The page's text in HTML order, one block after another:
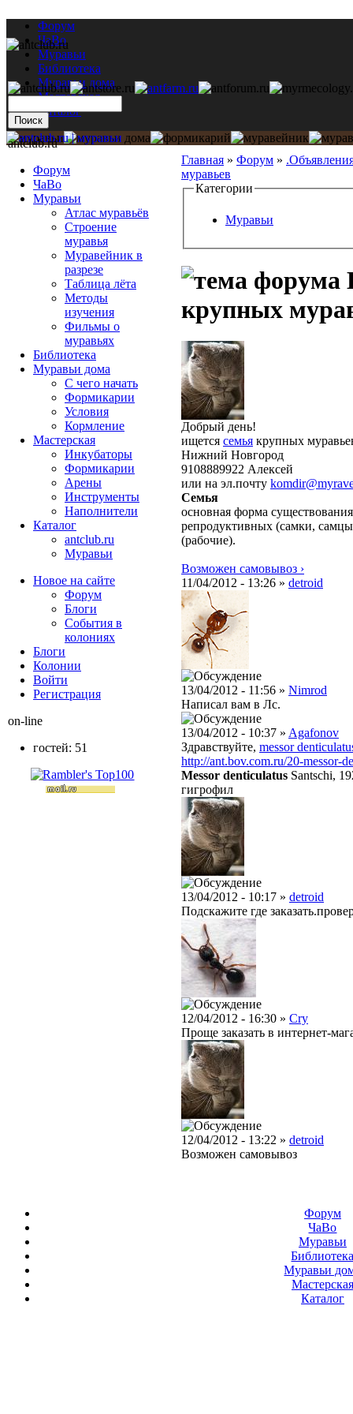
Форум
ЧаВо
Муравьи
Библиотека
Муравьи дома
Мастерская
Каталог
Главная » Форум »
муравьев
Категории
Муравьи
крупных
Добрый день!
ищется семья крупных
Нижний Новгород
9108889922 Алексей
или на эл.почту
Семья
основная форма
репродуктивных (самки,
(рабочие).
Возможен самовывоз ›
11/04/2012 - 13:26 » detroid
13/04/2012 - 11:56 » Nimrod
Написал вам в Лс.
13/04/2012 - 10:37 » Agafonov
Здравствуйте, messor
http://ant.bov.com.ru/20-messor-
Messor denticulatus Santschi,
гигрофил
13/04/2012 - 10:17 » detroid
Подскажите где
12/04/2012 - 16:30 » Cry
Проще заказать в интернет-
12/04/2012 - 13:22 » detroid
Возможен самовывоз
antclub.ru
Форум
ЧаВо
Муравьи
Атлас муравьёв
Строение
муравья
Муравейник в
разрезе
Таблица лёта
Методы
изучения
Фильмы о
муравьях
Библиотека
Муравьи дома
С чего начать
Формикарии
Условия
Кормление
Мастерская
Инкубаторы
Формикарии
Арены
Инструменты
Наполнители
Каталог
antclub.ru
Муравьи
Новое на сайте
Форум
Блоги
События в
колониях
Блоги
Колонии
Войти
Peгиcтpaция
on-line
гостей: 51
Форум
ЧаВо
Муравьи
Муравьи
Мастерская
Каталог